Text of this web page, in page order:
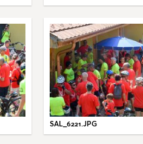
SAL_6221.JPG